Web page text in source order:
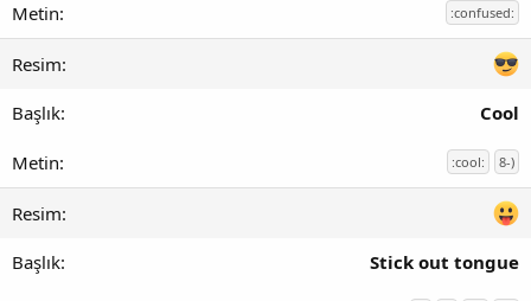
:confused:
Cool
:cool: 8-)
Stick out tongue